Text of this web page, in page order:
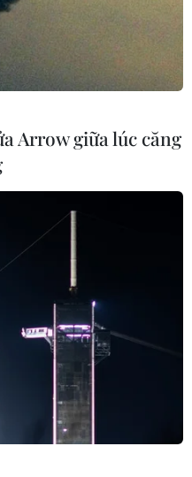
Arrow giữa lúc căng